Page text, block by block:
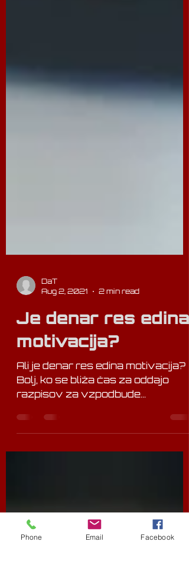
DaT
Aug 2, 2021
2 min read
Je denar res edina
motivacija?
Ali je denar res edina motivacija?
Bolj, ko se bliža čas za oddajo
Phone Email Facebook